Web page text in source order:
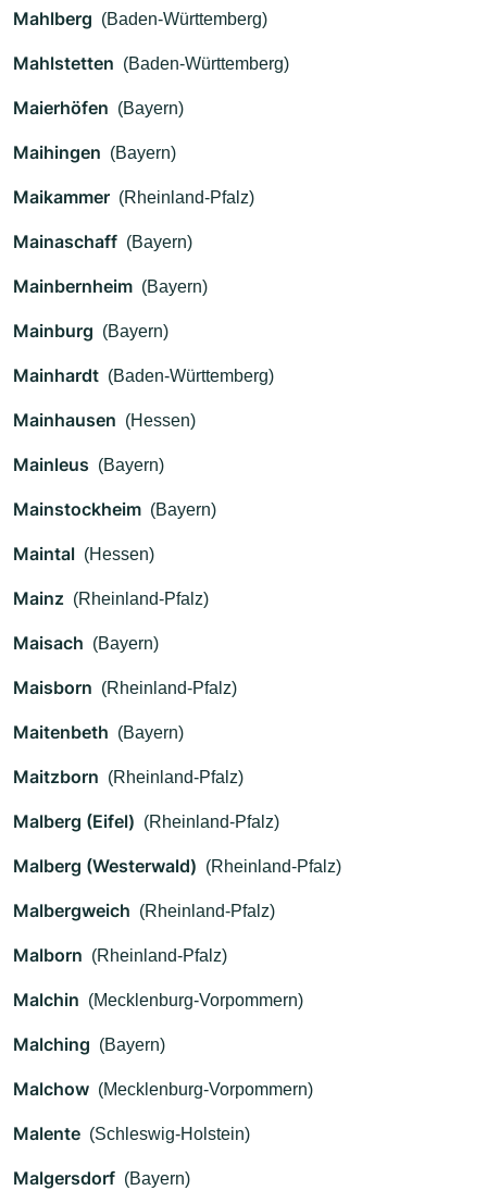
Mahlberg (Baden-Württemberg)
Mahlstetten (Baden-Württemberg)
Maierhöfen (Bayern)
Maihingen (Bayern)
Maikammer (Rheinland-Pfalz)
Mainaschaff (Bayern)
Mainbernheim (Bayern)
Mainburg (Bayern)
Mainhardt (Baden-Württemberg)
Mainhausen (Hessen)
Mainleus (Bayern)
Mainstockheim (Bayern)
Maintal (Hessen)
Mainz (Rheinland-Pfalz)
Maisach (Bayern)
Maisborn (Rheinland-Pfalz)
Maitenbeth (Bayern)
Maitzborn (Rheinland-Pfalz)
Malberg (Eifel) (Rheinland-Pfalz)
Malberg (Westerwald) (Rheinland-Pfalz)
Malbergweich (Rheinland-Pfalz)
Malborn (Rheinland-Pfalz)
Malchin (Mecklenburg-Vorpommern)
Malching (Bayern)
Malchow (Mecklenburg-Vorpommern)
Malente (Schleswig-Holstein)
Malgersdorf (Bayern)